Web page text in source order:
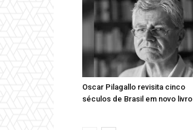
Oscar Pilagallo revisita cinco
séculos de Brasil em novo livro